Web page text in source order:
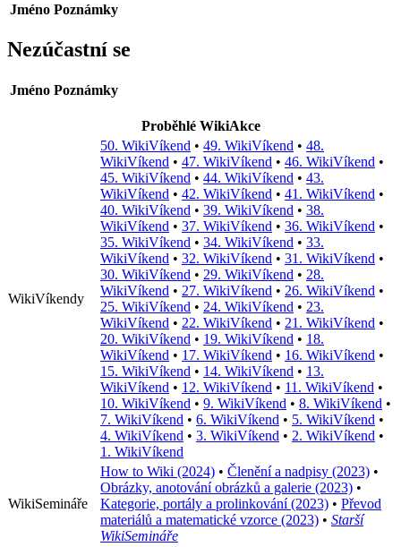
Jméno Poznámky
Nezúčastní se
Jméno Poznámky
Proběhlé WikiAkce
WikiVíkendy
50. WikiVíkend • 49. WikiVíkend • 48.
WikiVíkend • 47. WikiVíkend • 46. WikiVíkend •
45. WikiVíkend • 44. WikiVíkend • 43.
WikiVíkend • 42. WikiVíkend • 41. WikiVíkend •
40. WikiVíkend • 39. WikiVíkend • 38.
WikiVíkend • 37. WikiVíkend • 36. WikiVíkend •
35. WikiVíkend • 34. WikiVíkend • 33.
WikiVíkend • 32. WikiVíkend • 31. WikiVíkend •
30. WikiVíkend • 29. WikiVíkend • 28.
WikiVíkend • 27. WikiVíkend • 26. WikiVíkend •
25. WikiVíkend • 24. WikiVíkend • 23.
WikiVíkend • 22. WikiVíkend • 21. WikiVíkend •
20. WikiVíkend • 19. WikiVíkend • 18.
WikiVíkend • 17. WikiVíkend • 16. WikiVíkend •
15. WikiVíkend • 14. WikiVíkend • 13.
WikiVíkend • 12. WikiVíkend • 11. WikiVíkend •
10. WikiVíkend • 9. WikiVíkend • 8. WikiVíkend •
7. WikiVíkend • 6. WikiVíkend • 5. WikiVíkend •
4. WikiVíkend • 3. WikiVíkend • 2. WikiVíkend •
1. WikiVíkend
WikiSemináře
How to Wiki (2024) • Členění a nadpisy (2023) •
Obrázky, anotování obrázků a galerie (2023) •
Kategorie, portály a prolinkování (2023) • Převod
materiálů a matematické vzorce (2023) • Starší
WikiSemináře